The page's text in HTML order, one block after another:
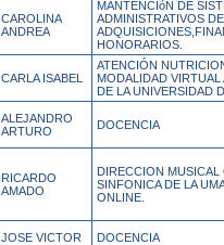
CAROLINA
ANDREA
MANTENCIóN DE
ADMINISTRATIVOS
HONORARIOS.
CARLA ISABEL
ATENCIÓN
MODALIDAD
DE LA UNIVERSIDAD
ALEJANDRO
ARTURO
DOCENCIA
RICARDO
AMADO
DIRECCION MUSICAL
SINFONICA DE LA
ONLINE.
JOSE VICTOR DOCENCIA